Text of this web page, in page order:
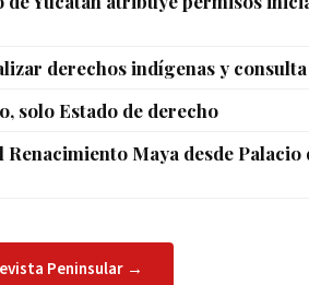
derechos indígenas y
solo Estado de derecho
Maya desde Palacio
Peninsular →